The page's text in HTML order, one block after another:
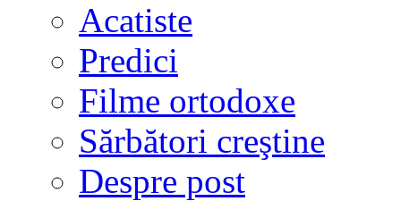
Acatiste
Predici
Filme ortodoxe
Sărbători creştine
Despre post